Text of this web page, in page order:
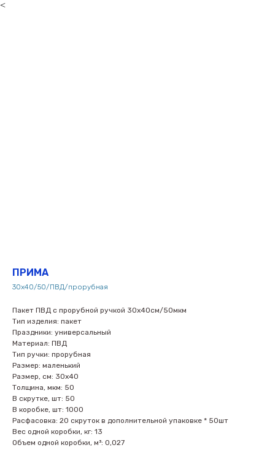
<
ПРИМА
30х40/50/ПВД/прорубная
Пакет ПВД с прорубной ручкой 30х40см/50мкм
Тип изделия: пакет
Праздники: универсальный
Материал: ПВД
Тип ручки: прорубная
Размер: маленький
Размер, см: 30х40
Толщина, мкм: 50
В скрутке, шт: 50
В коробке, шт: 1000
Расфасовка: 20 скруток в дополнительной упаковке * 50шт
Вес одной коробки, кг: 13
Объем одной коробки, м³: 0,027